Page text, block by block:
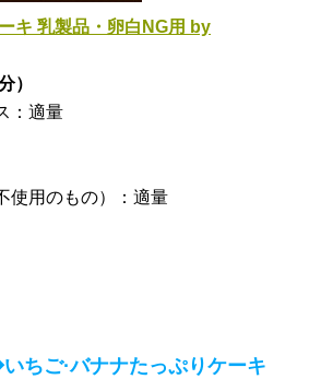
キ 乳製品・卵白NG用 by
）
：適量
使用のもの）：適量
ちご·バナナたっぷりケーキ